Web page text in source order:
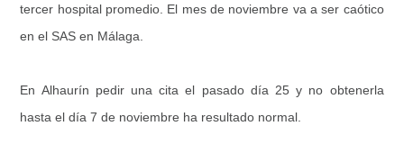
tercer hospital promedio. El mes de noviembre va a ser caótico
en el SAS en Málaga.
En Alhaurín pedir una cita el pasado día 25 y no obtenerla
hasta el día 7 de noviembre ha resultado normal.